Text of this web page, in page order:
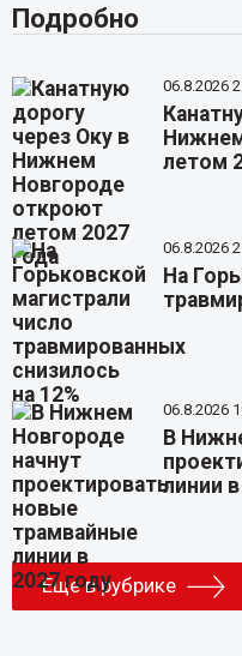
Подробно
06.8.2026
летом
06.8.2026
На
06.8.2026
В
линии
Еще в рубрике